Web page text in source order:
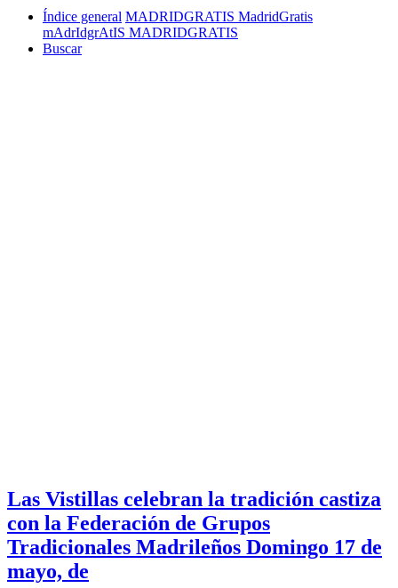
Índice general MADRIDGRATIS MadridGratis
mAdrIdgrAtIS MADRIDGRATIS
Buscar
Las Vistillas celebran la tradición castiza
con la Federación de Grupos
Tradicionales Madrileños Domingo 17 de
mayo, de